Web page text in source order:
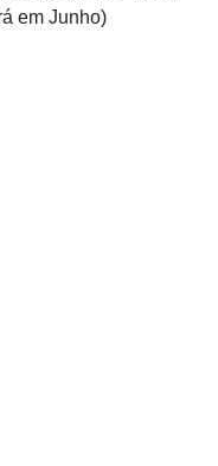
em Junho)